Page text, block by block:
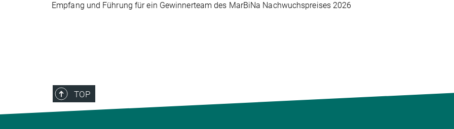
Empfang und Führung für ein Gewinnerteam des MarBiNa Nachwuchspreises 2026
TOP